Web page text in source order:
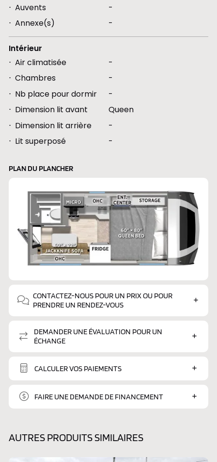
Auvents
-
Annexe(s)
-
Intérieur
Air climatisée
-
Chambres
-
Nb place pour dormir
-
Dimension lit avant
Queen
Dimension lit arrière
-
Lit superposé
-
PLAN DU PLANCHER
CONTACTEZ-NOUS POUR UN PRIX OU POUR
PRENDRE UN RENDEZ-VOUS
DEMANDER UNE ÉVALUATION POUR UN
ÉCHANGE
CALCULER VOS PAIEMENTS
FAIRE UNE DEMANDE DE FINANCEMENT
AUTRES PRODUITS SIMILAIRES